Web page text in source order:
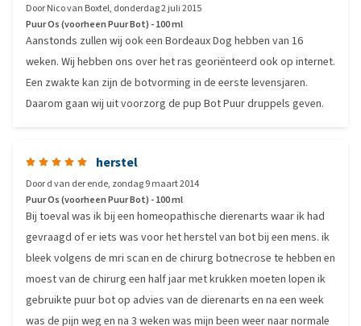
DoorNico van Boxtel, donderdag 2 juli 2015
Puur Os (voorheen Puur Bot) - 100 ml
Aanstonds zullen wij ook een Bordeaux Dog hebben van 16
weken. Wij hebben ons over het ras georiënteerd ook op internet.
Een zwakte kan zijn de botvorming in de eerste levensjaren.
Daarom gaan wij uit voorzorg de pup Bot Puur druppels geven.
herstel
Doord van der ende, zondag 9 maart 2014
Puur Os (voorheen Puur Bot) - 100 ml
Bij toeval was ik bij een homeopathische dierenarts waar ik had
gevraagd of er iets was voor het herstel van bot bij een mens. ik
bleek volgens de mri scan en de chirurg botnecrose te hebben en
moest van de chirurg een half jaar met krukken moeten lopen ik
gebruikte puur bot op advies van de dierenarts en na een week
was de pijn weg en na 3 weken was mijn been weer naar normale